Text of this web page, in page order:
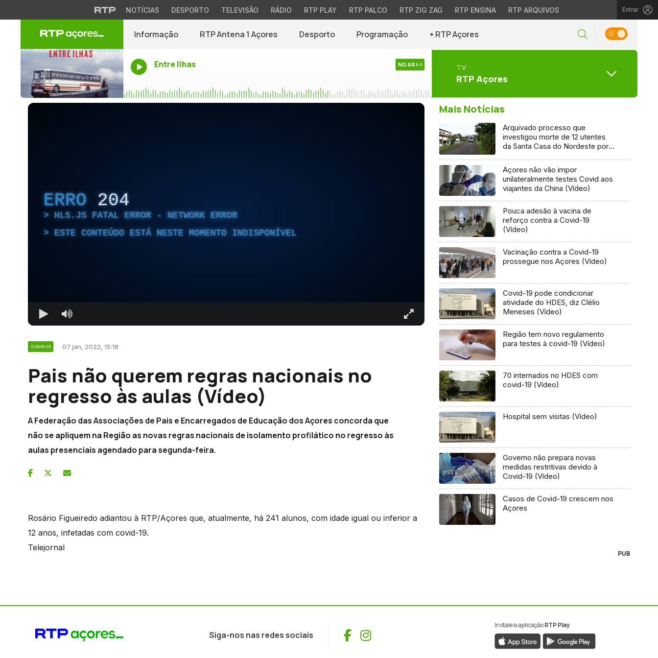
NOTÍCIAS DESPORTO TELEVISÃO RÁDIO RTP PLAY RTP PALCO RTP ZIG ZAG RTP ENSINA RTP ARQUIVOS Entrar
Informação RTP Antena 1 Açores Desporto Programação + RTP Açores
Entre Ilhas NO AR TV
RTP Açores
ERRO 204
HLS.JS FATAL ERROR - NETWORK ERROR
ESTE CONTEÚDO ESTÁ NESTE MOMENTO INDISPONÍVEL
COVID-19 07 jan, 2022, 15:18
Pais não querem regras nacionais no
regresso às aulas (Vídeo)
A Federação das Associações de Pais e Encarregados de Educação dos Açores concorda que
não se apliquem na Região as novas regras nacionais de isolamento profilático no regresso às
aulas presenciais agendado para segunda-feira.
Rosário Figueiredo adiantou à RTP/Açores que, atualmente, há 241 alunos, com idade igual ou inferior a
12 anos, infetadas com covid-19.
Telejornal
Mais Notícias
Arquivado processo que
investigou morte de 12 utentes
da Santa Casa do Nordeste por
Açores não vão impor
unilateralmente testes Covid aos
viajantes da China (Vídeo)
Pouca adesão à vacina de
reforço contra a Covid-19
(Vídeo)
Vacinação contra a Covid-19
prossegue nos Açores (Vídeo)
Covid-19 pode condicionar
atividade do HDES, diz Clélio
Meneses (Vídeo)
Região tem novo regulamento
para testes à covid-19 (Vídeo)
70 internados no HDES com
covid-19 (Vídeo)
Hospital sem visitas (Vídeo)
Governo não prepara novas
medidas restritivas devido à
Covid-19 (Vídeo)
Casos de Covid-19 crescem nos
Açores
PUB
Siga-nos nas redes sociais Facebook
Instagram
Instale a aplicaçãoRTP Play